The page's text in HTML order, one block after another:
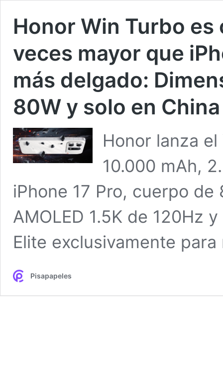
Honor Win Turbo
veces mayor que
más delgado:
80W y solo en China
Honor lanza
10.000 mAh,
iPhone 17 Pro, cuerpo
AMOLED 1.5K de 120Hz
Elite exclusivamente
Pisapapeles